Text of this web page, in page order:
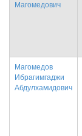
Магомедович
Магомедов
Ибрагимгаджи
Абдулхамидович